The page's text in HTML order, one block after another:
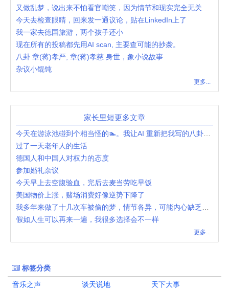
又做乱梦，说出来不怕看官嘲笑，因为情节和现实完全无关
今天去检查眼睛，回来发一通议论，贴在LinkedIn上了
我一家去德国旅游，两个孩子还小
现在所有的投稿都先用AI scan, 主要查可能的抄袭。
八卦 章(蒋)孝严, 章(蒋)孝慈 身世，象小说故事
杂议小馄饨
更多...
家长里短更多文章
过了一天老年人的生活
德国人和中国人对权力的态度
参加婚礼杂议
今天早上去空腹验血，完后去麦当劳吃早饭
美国物价上涨，赌场消费好像逆势下降了
假如人生可以再来一遍，我很多选择会不一样
更多...
标签分类
音乐之声
谈天说地
天下大事